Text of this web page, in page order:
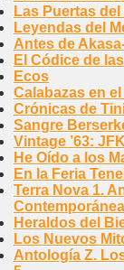
Las Puertas
Leyendas del
Antes de
El Códice de
Ecos
Calabazas en
Crónicas de
Sangre
Vintage ’63:
He Oído a los
En la Feria
Terra Nova 1.
Contemporánea
Heraldos del
Los Nuevos
Antología Z.